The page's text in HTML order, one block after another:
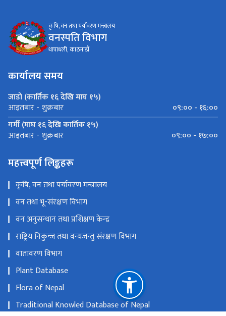
कृषि, वन तथा पर्यावरण मन्त्रालय
वनस्पति विभाग
थापाथली, काठमाडौं
कार्यालय समय
जाडो (कार्तिक १६ देखि माघ १५)
आइतबार - शुक्रबार
०९:०० - १६:००
गर्मी (माघ १६ देखि कार्तिक १५)
आइतबार - शुक्रबार ०९:०० - १७:००
महत्त्वपूर्ण लिङ्कहरू
कृषि, वन तथा पर्यावरण मन्त्रालय
वन तथा भू-संरक्षण विभाग
वन अनुसन्धान तथा प्रशिक्षण केन्द्र
राष्ट्रिय निकुन्ज तथा वन्यजन्तु संरक्षण विभाग
वातावरण विभाग
Plant Database
Flora of Nepal
Traditional Knowled Database of Nepal